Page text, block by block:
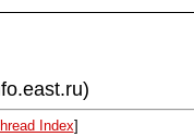
Index]